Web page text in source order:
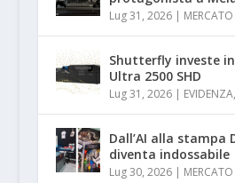
Lug 31, 2026| MERCATO
Shutterfly investe
Ultra 2500 SHD
Lug 31, 2026| EVIDENZA,
Dall’AI alla stampa
diventa indossabile
Lug 30, 2026| MERCATO